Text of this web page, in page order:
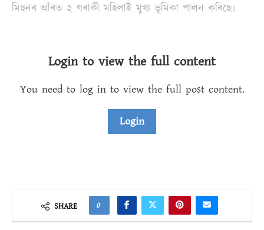
মিছনৰ আঁৰত ২ গৰাকী মহিলাই মুখ্য ভূমিকা পালন কৰিছে৷
Login to view the full content
You need to log in to view the full post content.
Login
SHARE 0